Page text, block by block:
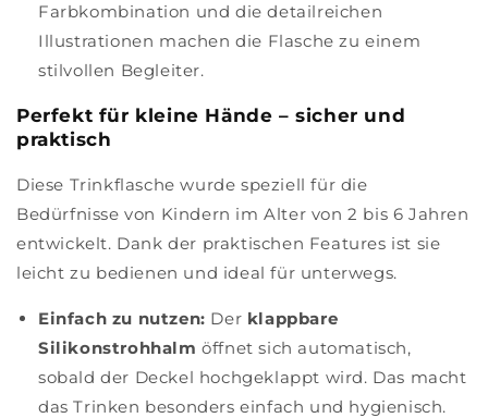
Farbkombination und die detailreichen
Illustrationen machen die Flasche zu einem
stilvollen Begleiter.
Perfekt für kleine Hände – sicher und
praktisch
Diese Trinkflasche wurde speziell für die
Bedürfnisse von Kindern im Alter von 2 bis 6 Jahren
entwickelt. Dank der praktischen Features ist sie
leicht zu bedienen und ideal für unterwegs.
Einfach zu nutzen: Der klappbare
Silikonstrohhalm öffnet sich automatisch,
sobald der Deckel hochgeklappt wird. Das macht
das Trinken besonders einfach und hygienisch.